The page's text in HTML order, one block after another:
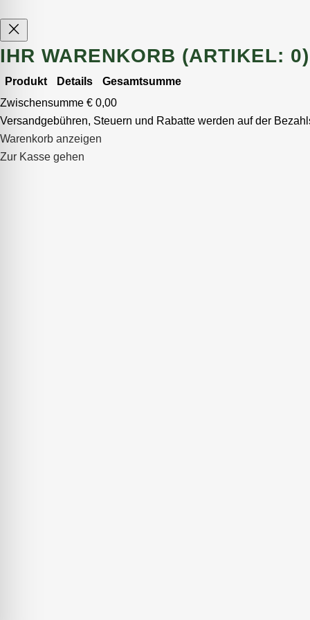
IHR WARENKORB (ARTIKEL: 0)
PRODUKTE
IM
WARENKORB
Produkt Details
Gesamtsumme
Zwischensumme € 0,00
Versandgebühren, Steuern und Rabatte werden auf der
Warenkorb anzeigen
Zur Kasse gehen